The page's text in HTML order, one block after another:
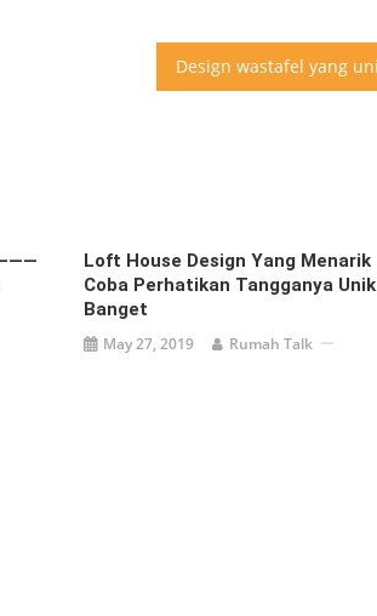
Loft House Design Yang Menarik
Coba Perhatikan Tangganya Unik
Banget
May 27, 2019 Rumah Talk